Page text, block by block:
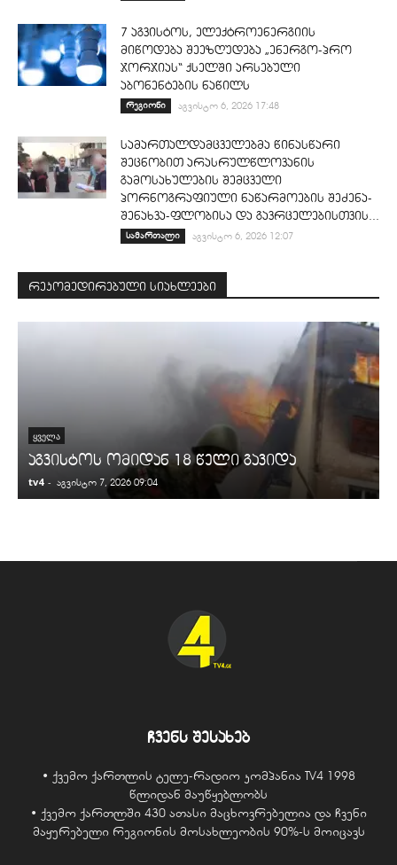
7 აგვისტოს, ელექტროენერგიის
მიწოდება შეეზღუდება „ენერგო-პრო
ჯორჯიას“ ქსელში არსებული
აბონენტების ნაწილს
რეგიონი აგვისტო 6, 2026 17:48
სამართალდამცველებმა წინასწარი
შეცნობით არასრულწლოვანის
გამოსახულების შემცველი
პორნოგრაფიული ნაწარმოების შეძენა-
შენახვა-ფლობისა და გავრცელებისთვის...
სამართალი აგვისტო 6, 2026 12:07
რეკომედირებული სიახლეები
ᲧᲕᲔᲚᲐ
აგვისტოს ომიდან 18 წელი გავიდა
tv4 - აგვისტო 7, 2026 09:04
ჩვენს შესახებ
• ქვემო ქართლის ტელე-რადიო კომპანია TV4 1998
წლიდან მაუწყებლობს
• ქვემო ქართლში 430 ათასი მაცხოვრებელია და ჩვენი
მაყურებელი რეგიონის მოსახლეობის 90%-ს მოიცავს